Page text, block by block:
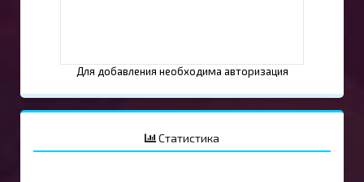
Для добавления необходима авторизация
Статистика